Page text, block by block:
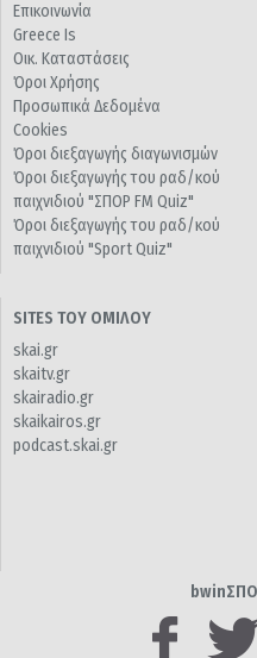
Επικοινωνία
Greece Is
Οικ. Καταστάσεις
Όροι Χρήσης
Προσωπικά Δεδομένα
Cookies
Όροι διεξαγωγής διαγωνισμών
Όροι διεξαγωγής του ραδ/κού
παιχνιδιού "ΣΠΟΡ FM Quiz"
Όροι διεξαγωγής του ραδ/κού
παιχνιδιού "Sport Quiz"
SITES ΤΟΥ ΟΜΙΛΟΥ
skai.gr
skaitv.gr
skairadio.gr
skaikairos.gr
podcast.skai.gr